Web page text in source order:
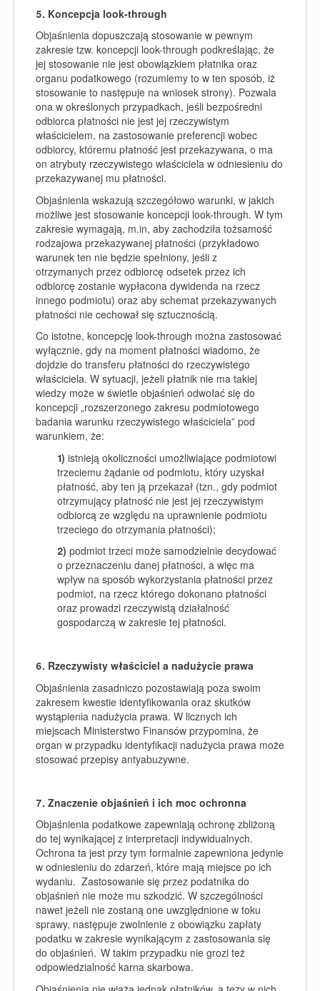
5. Koncepcja look-through
Objaśnienia dopuszczają stosowanie w pewnym
zakresie tzw. koncepcji look-through podkreślając, że
jej stosowanie nie jest obowiązkiem płatnika oraz
organu podatkowego (rozumiemy to w ten sposób, iż
stosowanie to następuje na wniosek strony). Pozwala
ona w określonych przypadkach, jeśli bezpośredni
odbiorca płatności nie jest jej rzeczywistym
właścicielem, na zastosowanie preferencji wobec
odbiorcy, któremu płatność jest przekazywana, o ma
on atrybuty rzeczywistego właściciela w odniesieniu do
przekazywanej mu płatności.
Objaśnienia wskazują szczegółowo warunki, w jakich
możliwe jest stosowanie koncepcji look-through. W tym
zakresie wymagają, m.in, aby zachodziła tożsamość
rodzajowa przekazywanej płatności (przykładowo
warunek ten nie będzie spełniony, jeśli z
otrzymanych przez odbiorcę odsetek przez ich
odbiorcę zostanie wypłacona dywidenda na rzecz
innego podmiotu) oraz aby schemat przekazywanych
płatności nie cechował się sztucznością.
Co istotne, koncepcję look-through można zastosować
wyłącznie, gdy na moment płatności wiadomo, że
dojdzie do transferu płatności do rzeczywistego
właściciela. W sytuacji, jeżeli płatnik nie ma takiej
wiedzy może w świetle objaśnień odwołać się do
koncepcji „rozszerzonego zakresu podmiotowego
badania warunku rzeczywistego właściciela” pod
warunkiem, że:
1) istnieją okoliczności umożliwiające podmiotowi
trzeciemu żądanie od podmiotu, który uzyskał
płatność, aby ten ją przekazał (tzn., gdy podmiot
otrzymujący płatność nie jest jej rzeczywistym
odbiorcą ze względu na uprawnienie podmiotu
trzeciego do otrzymania płatności);
2) podmiot trzeci może samodzielnie decydować
o przeznaczeniu danej płatności, a więc ma
wpływ na sposób wykorzystania płatności przez
podmiot, na rzecz którego dokonano płatności
oraz prowadzi rzeczywistą działalność
gospodarczą w zakresie tej płatności.
6. Rzeczywisty właściciel a nadużycie prawa
Objaśnienia zasadniczo pozostawiają poza swoim
zakresem kwestie identyfikowania oraz skutków
wystąpienia nadużycia prawa. W licznych ich
miejscach Ministerstwo Finansów przypomina, że
organ w przypadku identyfikacji nadużycia prawa może
stosować przepisy antyabuzywne.
7. Znaczenie objaśnień i ich moc ochronna
Objaśnienia podatkowe zapewniają ochronę zbliżoną
do tej wynikającej z interpretacji indywidualnych.
Ochrona ta jest przy tym formalnie zapewniona jedynie
w odniesieniu do zdarzeń, które mają miejsce po ich
wydaniu. Zastosowanie się przez podatnika do
objaśnień nie może mu szkodzić. W szczególności
nawet jeżeli nie zostaną one uwzględnione w toku
sprawy, następuje zwolnienie z obowiązku zapłaty
podatku w zakresie wynikającym z zastosowania się
do objaśnień. W takim przypadku nie grozi też
odpowiedzialność karna skarbowa.